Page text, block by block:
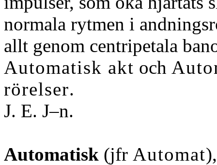
normala rytmen i
allt genom centripetala
Automatisk akt och
rörelser.
J. E. J–n.
Automatisk (jfr Automat